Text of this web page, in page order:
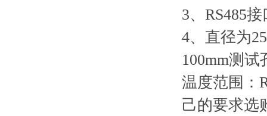
3、RS485
4、直径为
100mm测
温度范围
己的要求选